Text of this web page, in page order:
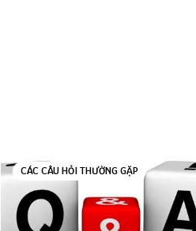
CÁC CÂU HỎI THƯỜNG GẶP